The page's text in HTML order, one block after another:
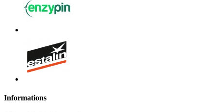
Informations